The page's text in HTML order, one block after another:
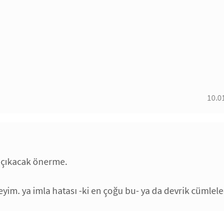
önerme.
ya imla hatası -ki en çoğu bu- ya da devrik